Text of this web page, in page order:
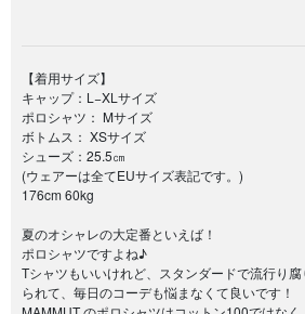
【着用サイズ】
キャップ：L−XLサイズ
ポロシャツ： Mサイズ
ボトムス： XSサイズ
シューズ：25.5㎝
(ウェアーは全てEUサイズ表記です。)
176cm 60kg
夏のオシャレの大定番といえば！
ポロシャツですよね♪
Tシャツもいいけれど、スタンダードで流行り
られて、毎日のコーデも悩まなくて良いです！